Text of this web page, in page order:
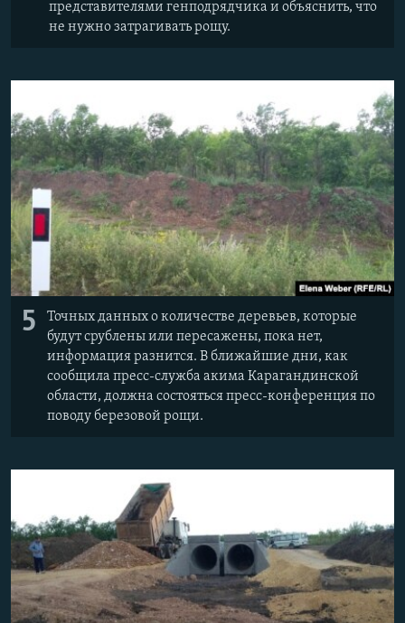
представителями генподрядчика и объяснить, что
не нужно затрагивать рощу.
5
Точных данных о количестве деревьев, которые
будут срублены или пересажены, пока нет,
информация разнится. В ближайшие дни, как
сообщила пресс-служба акима Карагандинской
области, должна состояться пресс-конференция по
поводу березовой рощи.